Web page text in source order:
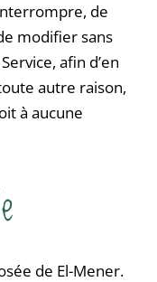
de
modifier sans
afin d’en
autre raison,
à aucune
de El-Mener.